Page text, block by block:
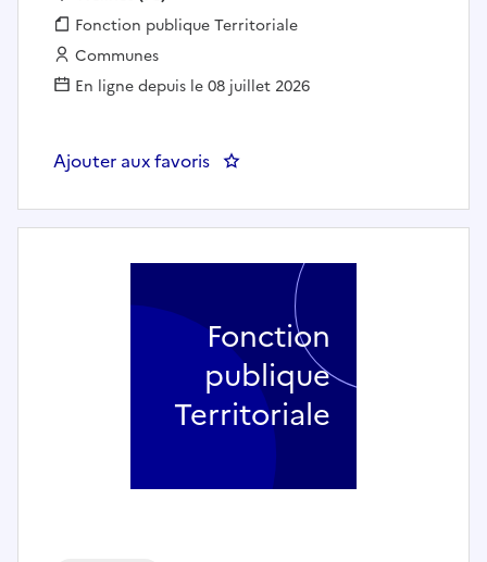
Fonction publique :
Fonction publique Territoriale
Employeur :
Communes
En ligne depuis le 08 juillet 2026
Ajouter aux favoris : Technicien informatique,
Fonction
publique
Territoriale